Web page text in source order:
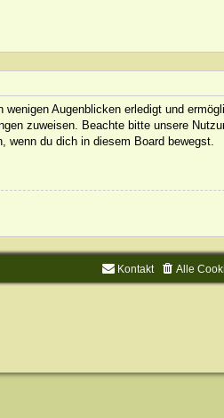
Augenblicken erledigt und
zuweisen. Beachte bitte unsere
wenn du dich in diesem Board bewegst.
Alle
Kontakt